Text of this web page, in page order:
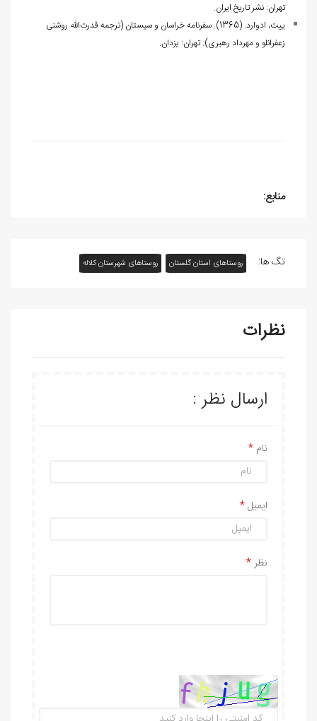
تهران: نشر تاریخ ایران.
ییت، ادوارد. (1365). سفرنامه خراسان و سیستان (ترجمه قدرت‌الله روشنی
زعفرانلو و مهرداد رهبری). تهران: یزدان.
منابع:
تگ ها: روستاهای استان گلستان روستاهای شهرستان کلاله
نظرات
ارسال نظر :
نام
ایمیل
نظر